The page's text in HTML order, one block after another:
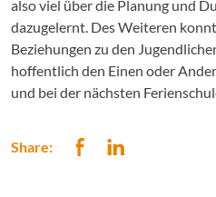
also viel über die Planung und
dazugelernt. Des Weiteren
Beziehungen zu den
hoffentlich den Einen oder
und bei der nächsten
Share: